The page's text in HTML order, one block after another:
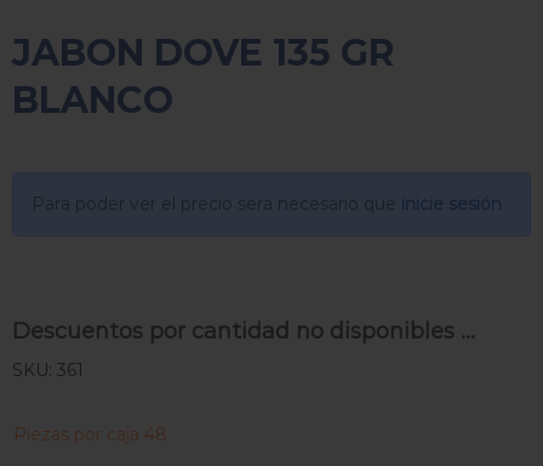
JABON DOVE 135 GR
BLANCO
Para poder ver el precio sera necesario que
Descuentos por cantidad no disponibles ...
SKU: 361
Piezas por caja 48